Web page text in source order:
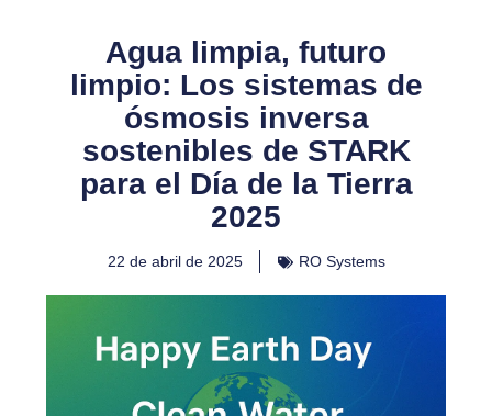
Agua limpia, futuro
limpio: Los sistemas de
ósmosis inversa
sostenibles de STARK
para el Día de la Tierra
2025
22 de abril de 2025 RO Systems